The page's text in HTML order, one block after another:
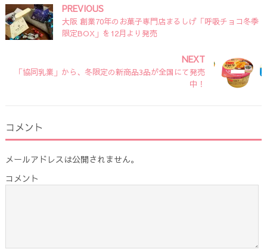
PREVIOUS
大阪 創業70年のお菓子専門店まるしげ「呼吸チョコ冬季
限定BOX」を12月より発売
NEXT
「協同乳業」から、冬限定の新商品3品が全国にて発売
中！
コメント
メールアドレスは公開されません。
コメント